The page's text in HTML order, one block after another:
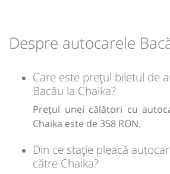
BG01
Varna
Kavarna
Dotări:
11:40 Chaika la Hotelul unde
11 h09 min
Despre autocarele
Care este prețul biletul de
Bacău la Chaika?
Prețul unei călători cu
Chaika este de 358 RON.
Din ce stație pleacă
către Chaika?